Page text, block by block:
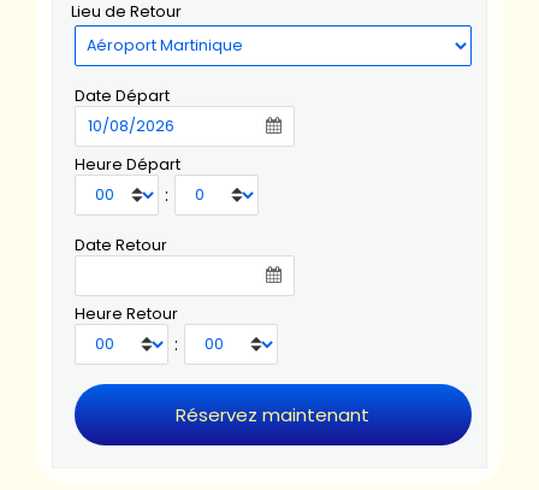
Lieu de Retour
Date Départ
Heure Départ
:
Date Retour
Heure Retour
: